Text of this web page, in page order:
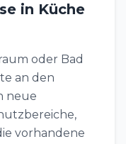
in Küche
oder Bad
an den
neue
vorhandene